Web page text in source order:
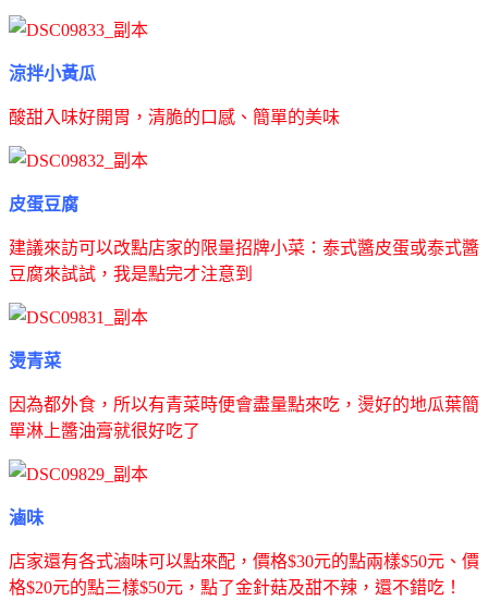
涼拌小黃瓜
酸甜入味好開胃，清脆的口感、簡單的美味
皮蛋豆腐
建議來訪可以改點店家的限量招牌小菜：泰式醬皮蛋或泰式醬
豆腐來試試，我是點完才注意到
燙青菜
因為都外食，所以有青菜時便會盡量點來吃，燙好的地瓜葉簡
單淋上醬油膏就很好吃了
滷味
店家還有各式滷味可以點來配，價格$30元的點兩樣$50元、價
格$20元的點三樣$50元，點了金針菇及甜不辣，還不錯吃！